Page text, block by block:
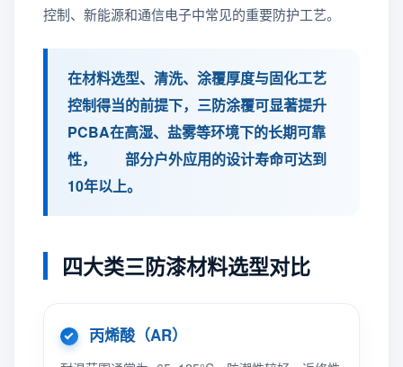
控制、新能源和通信电子中常见的重要防护工艺。
在材料选型、清洗、涂覆厚度与固化工艺
控制得当的前提下，三防涂覆可显著提升
PCBA在高湿、盐雾等环境下的长期可靠
性， 部分户外应用的设计寿命可达到
10年以上。
四大类三防漆材料选型对比
丙烯酸（AR）